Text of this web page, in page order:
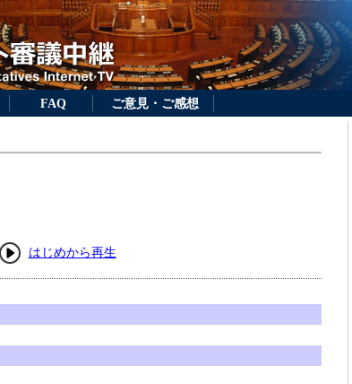
FAQ ご意見・ご感想
はじめから再生